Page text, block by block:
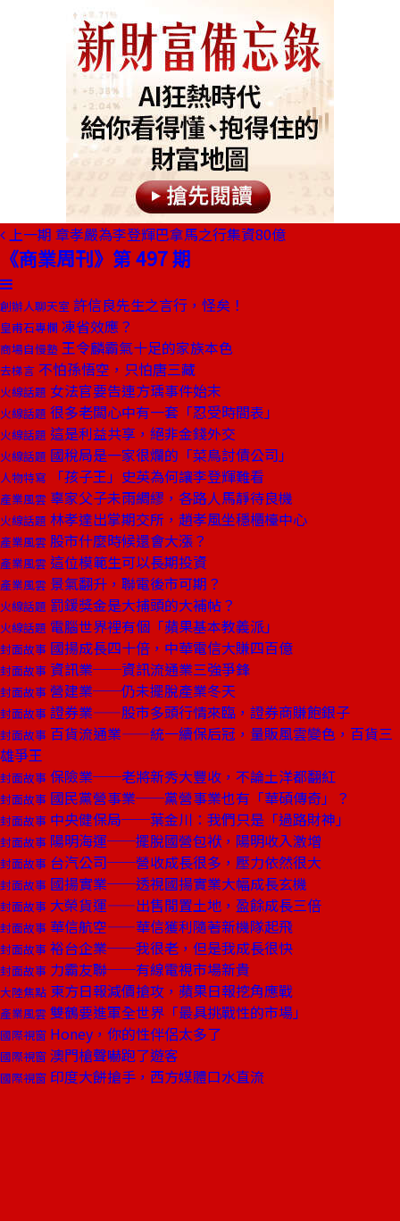
上一期 章孝嚴為李登輝巴拿馬之行集資80億
《商業周刊》第 497 期
創辦人聊天室 許信良先生之言行，怪矣！
皇甫石專欄 凍省效應？
商場自慢塾 王令麟霸氣十足的家族本色
去梯言 不怕孫悟空，只怕唐三藏
火線話題 女法官要告連方瑀事件始末
火線話題 很多老闆心中有一套「忍受時間表」
火線話題 這是利益共享，絕非金錢外交
火線話題 國稅局是一家很爛的「菜鳥討債公司」
人物特寫 「孩子王」史英為何讓李登輝難看
產業風雲 辜家父子未雨綢繆，各路人馬靜待良機
火線話題 林孝達出掌期交所，趙孝風坐穩櫃檯中心
產業風雲 股市什麼時候還會大漲？
產業風雲 這位模範生可以長期投資
產業風雲 景氣翻升，聯電後市可期？
火線話題 罰鍰獎金是大捕頭的大補帖？
火線話題 電腦世界裡有個「蘋果基本教義派」
封面故事 國揚成長四十倍，中華電信大賺四百億
封面故事 資訊業──資訊流通業三強爭鋒
封面故事 營建業──仍未擺脫產業冬天
封面故事 證券業——股市多頭行情來臨，證券商賺飽銀子
封面故事 百貨流通業——統一續保后冠，量販風雲變色，百貨三
雄爭王
封面故事 保險業──老將新秀大豐收，不論土洋都翻紅
封面故事 國民黨營事業──黨營事業也有「華碩傳奇」？
封面故事 中央健保局──葉金川：我們只是「過路財神」
封面故事 陽明海運──擺脫國營包袱，陽明收入激增
封面故事 台汽公司──營收成長很多，壓力依然很大
封面故事 國揚實業──透視國揚實業大幅成長玄機
封面故事 大榮貨運——出售閒置土地，盈餘成長三倍
封面故事 華信航空——華信獲利隨著新機隊起飛
封面故事 裕台企業──我很老，但是我成長很快
封面故事 力霸友聯──有線電視市場新貴
大陸焦點 東方日報減價搶攻，蘋果日報挖角應戰
產業風雲 雙鶴要進軍全世界「最具挑戰性的市場」
國際視窗 Honey，你的性伴侶太多了
國際視窗 澳門槍聲嚇跑了遊客
國際視窗 印度大餅搶手，西方媒體口水直流